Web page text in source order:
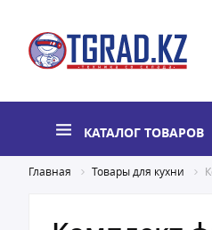
КАТАЛОГ ТОВАРОВ
Главная Товары для кухни